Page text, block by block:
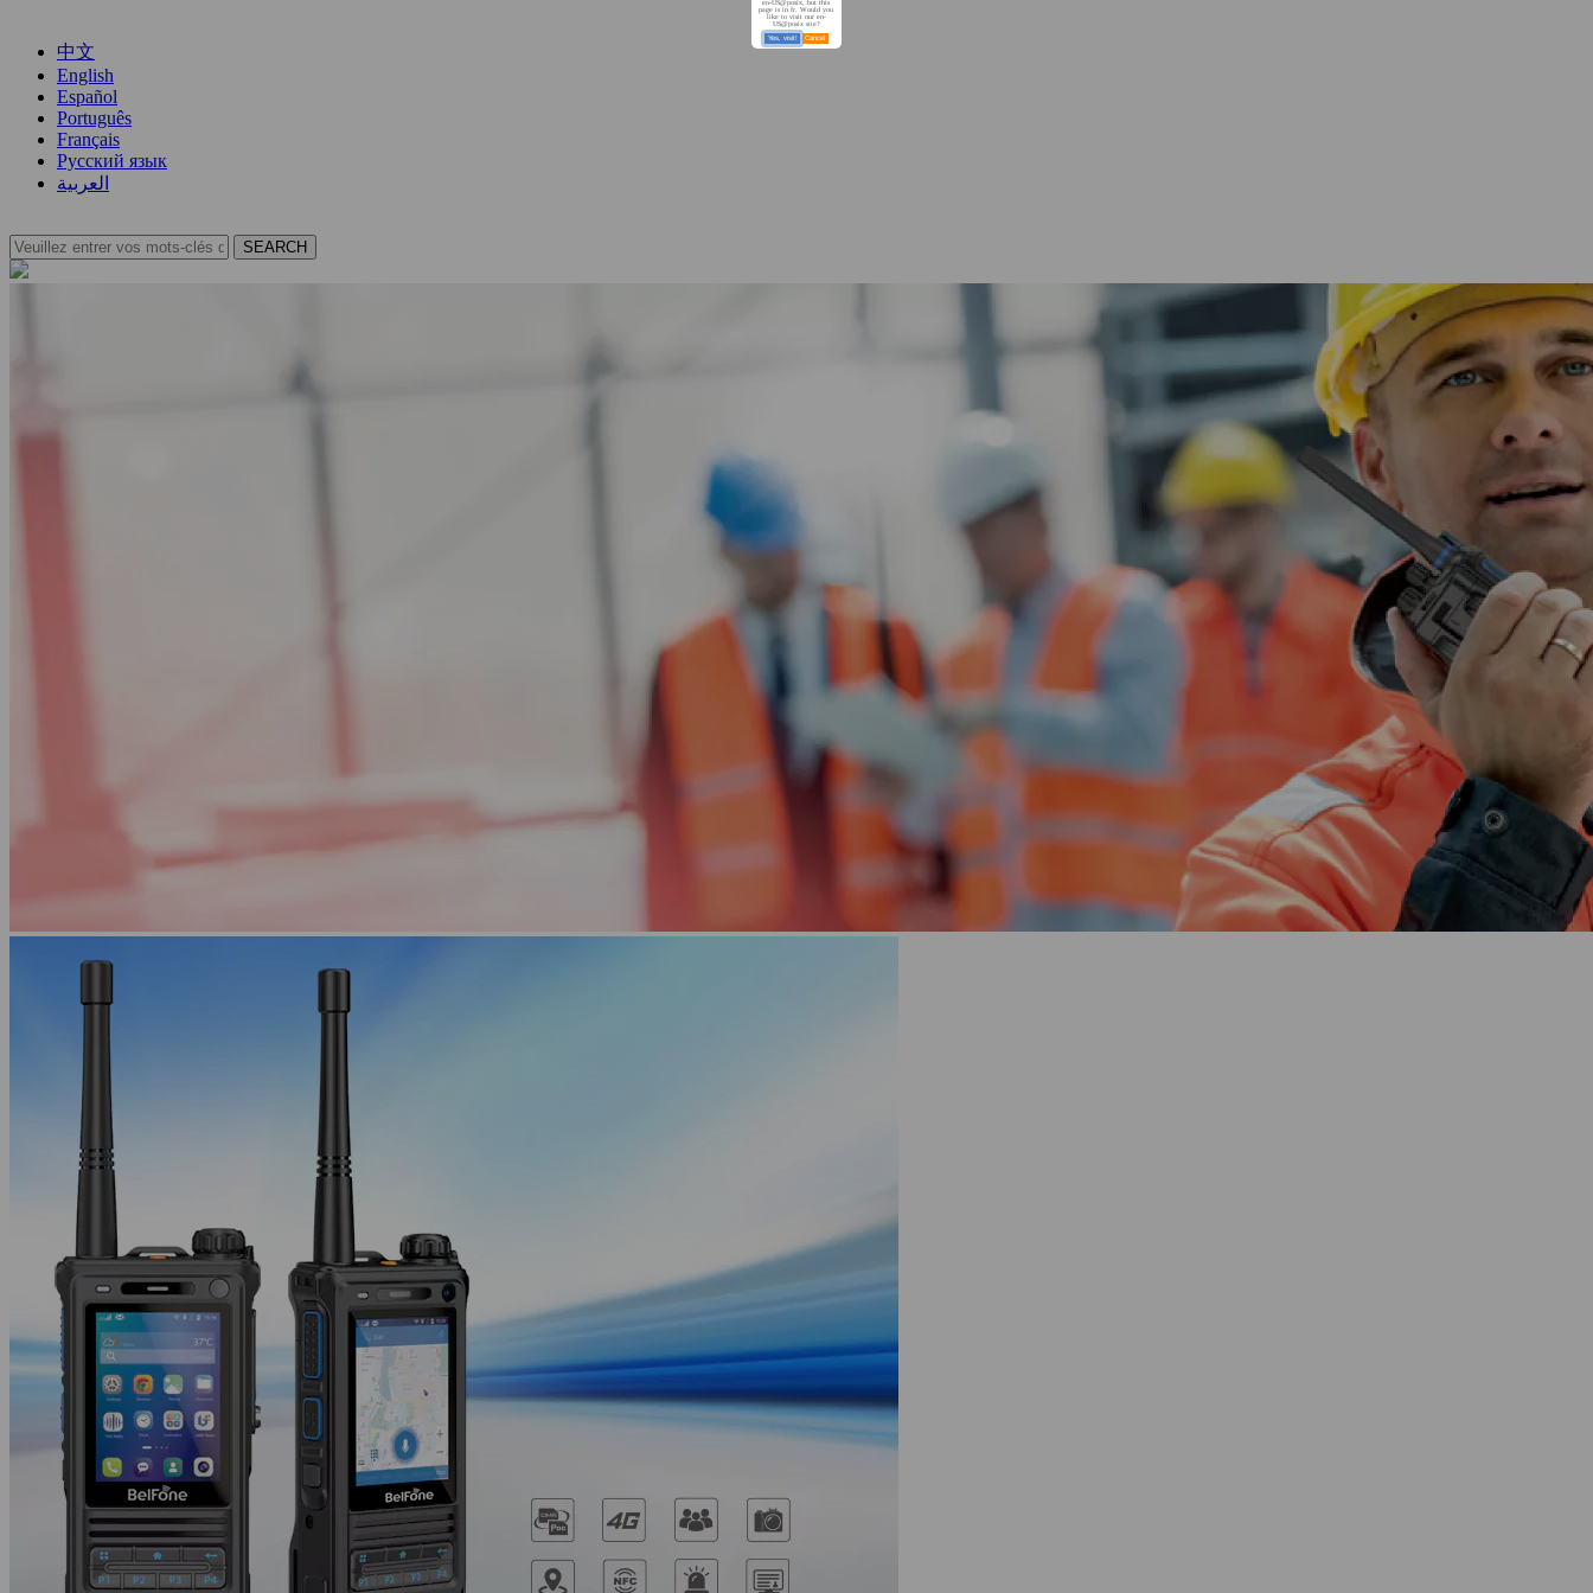
中文
English
Español
Português
Français
Русский язык
العربية
en-US@posix, but this
page is in fr. Would you
like to visit our en-
US@posix site?
Yes, visit! Cancel